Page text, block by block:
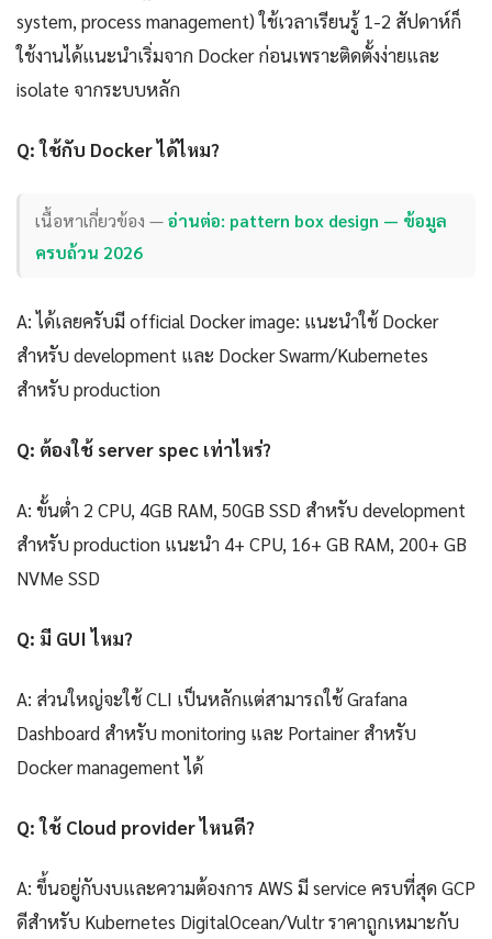
system, process management) ใช้เวลาเรียนรู้ 1-2 สัปดาห์ก็
ใช้งานได้แนะนำเริ่มจาก Docker ก่อนเพราะติดตั้งง่ายและ
isolate จากระบบหลัก
Q: ใช้กับ Docker ได้ไหม?
เนื้อหาเกี่ยวข้อง —อ่านต่อ: pattern box design — ข้อมูล
ครบถ้วน 2026
A: ได้เลยครับมี official Docker image: แนะนำใช้ Docker
สำหรับ development และ Docker Swarm/Kubernetes
สำหรับ production
Q: ต้องใช้ server spec เท่าไหร่?
A: ขั้นต่ำ 2 CPU, 4GB RAM, 50GB SSD สำหรับ development
สำหรับ production แนะนำ 4+ CPU, 16+ GB RAM, 200+ GB
NVMe SSD
Q: มี GUI ไหม?
A: ส่วนใหญ่จะใช้ CLI เป็นหลักแต่สามารถใช้ Grafana
Dashboard สำหรับ monitoring และ Portainer สำหรับ
Docker management ได้
Q: ใช้ Cloud provider ไหนดี?
A: ขึ้นอยู่กับงบและความต้องการ AWS มี service ครบที่สุด GCP
ดีสำหรับ Kubernetes DigitalOcean/Vultr ราคาถูกเหมาะกับ